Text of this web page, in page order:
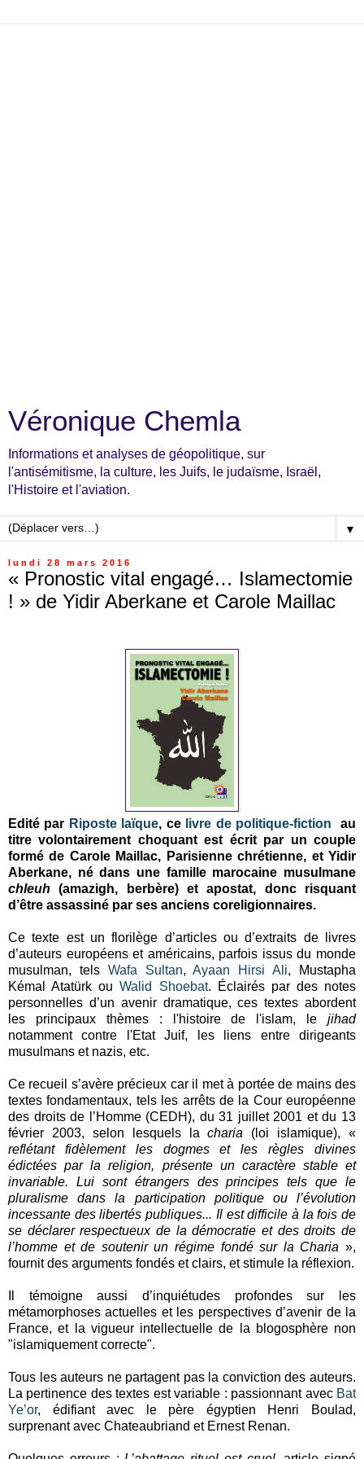
Véronique Chemla
Informations et analyses de géopolitique, sur
l'antisémitisme, la culture, les Juifs, le judaïsme, Israël,
l'Histoire et l'aviation.
▼
lundi 28 mars 2016
« Pronostic vital engagé… Islamectomie
! » de Yidir Aberkane et Carole Maillac
Edité par Riposte laïque, ce livre de politique-fiction au
titre volontairement choquant est écrit par un couple
formé de Carole Maillac, Parisienne chrétienne, et Yidir
Aberkane, né dans une famille marocaine musulmane
chleuh (amazigh, berbère) et apostat, donc risquant
d’être assassiné par ses anciens coreligionnaires.
Ce texte est un florilège d’articles ou d’extraits de livres
d’auteurs européens et américains, parfois issus du monde
musulman, tels Wafa Sultan,Ayaan Hirsi Ali, Mustapha
Kémal Atatürk ouWalid Shoebat. Éclairés par des notes
personnelles d’un avenir dramatique, ces textes abordent
les principaux thèmes : l'histoire de l'islam, le jihad
notamment contre l'Etat Juif, les liens entre dirigeants
musulmans et nazis, etc.
Ce recueil s’avère précieux car il met à portée de mains des
textes fondamentaux, tels les arrêts de la Cour européenne
des droits de l’Homme (CEDH), du 31 juillet 2001 et du 13
février 2003, selon lesquels lacharia (loi islamique), «
reflétant fidèlement les dogmes et les règles divines
édictées par la religion, présente un caractère stable et
invariable. Lui sont étrangers des principes tels que le
pluralisme dans la participation politique ou l’évolution
incessante des libertés publiques... Il est difficile à la fois de
se déclarer respectueux de la démocratie et des droits de
l’homme et de soutenir un régime fondé sur la Charia »,
fournit des arguments fondés et clairs, et stimule la réflexion.
Il témoigne aussi d’inquiétudes profondes sur les
métamorphoses actuelles et les perspectives d’avenir de la
France, et la vigueur intellectuelle de la blogosphère non
"islamiquement correcte".
Tous les auteurs ne partagent pas la conviction des auteurs.
La pertinence des textes est variable : passionnant avec Bat
Ye’or, édifiant avec le père égyptien Henri Boulad,
surprenant avec Chateaubriand et Ernest Renan.